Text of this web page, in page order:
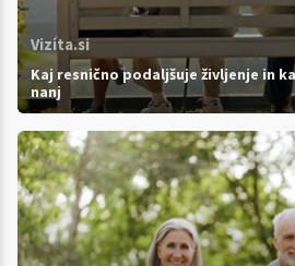
Vizita.si
Kaj resnično podaljšuje življenje in
nanj